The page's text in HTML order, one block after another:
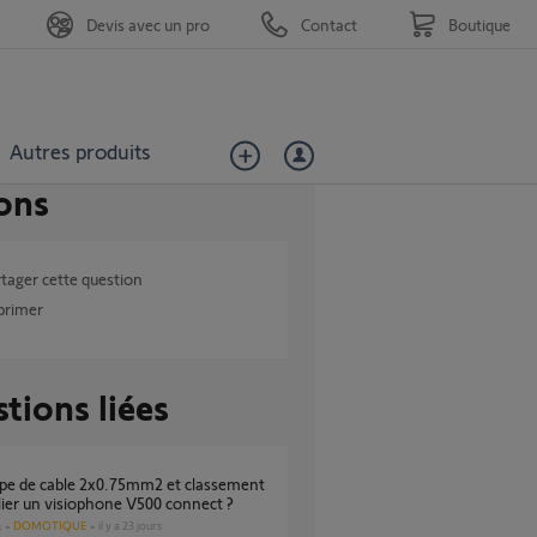
Autres produits
Devis avec un pro Contact Boutique
cette question
liées
un visiophone V500 connect ?
DOMOTIQUE il y a 23 jours